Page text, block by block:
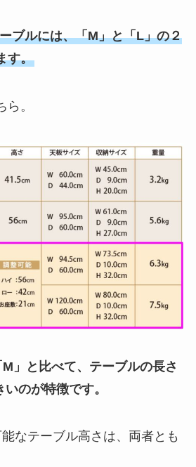
ブルには、「M」と「L」の２
す。
。
M」と比べて、テーブルの長さ
いのが特徴です。
なテーブル高さは、両者とも